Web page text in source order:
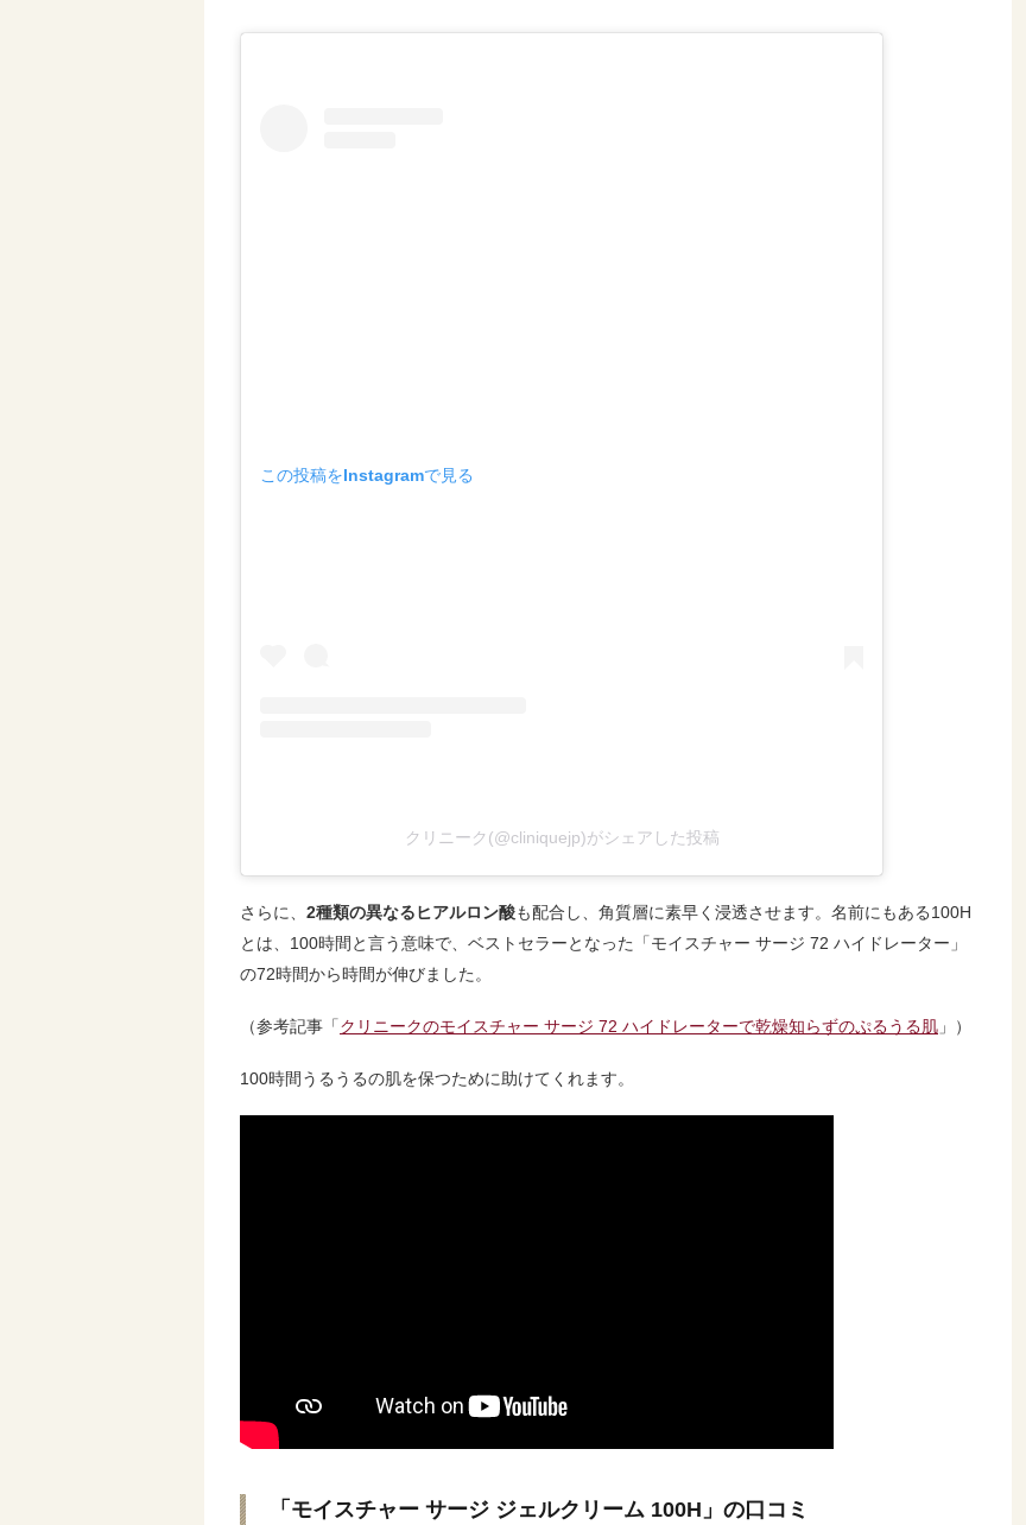
この投稿をInstagramで見る
クリニーク(@cliniquejp)がシェアした投稿
さらに、 2種類の異なるヒアルロン酸も配合し、角質層に素早く浸透させます。名前にもある100H
とは、100時間と言う意味で、ベストセラーとなった「モイスチャー サージ 72 ハイドレーター」
の72時間から時間が伸びました。
（参考記事「クリニークのモイスチャー サージ 72 ハイドレーターで乾燥知らずのぷるうる肌 」）
100時間うるうるの肌を保つために助けてくれます。
「モイスチャー サージ ジェルクリーム 100H」の口コミ